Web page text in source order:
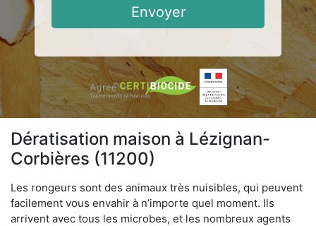
Envoyer
Dératisation maison à Lézignan-
Corbières (11200)
Les rongeurs sont des animaux très nuisibles, qui peuvent
facilement vous envahir à n’importe quel moment. Ils
arrivent avec tous les microbes, et les nombreux agents